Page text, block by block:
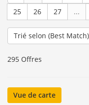
25
26 27 ...
Trié selon (Best Match)
295 Offres
Vue de carte